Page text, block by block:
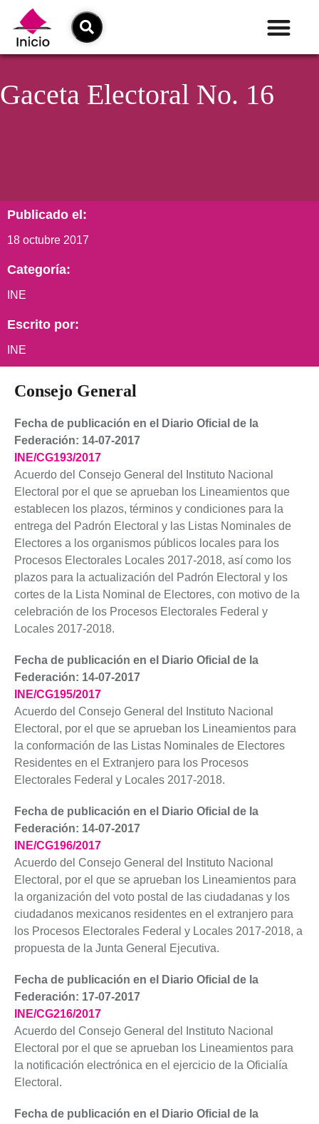
Gaceta Electoral No. 16
Publicado el:
18 octubre 2017
Categoría:
INE
Escrito por:
INE
Consejo General
Fecha de publicación en el Diario Oficial de la
Federación: 14-07-2017
INE/CG193/2017
Acuerdo del Consejo General del Instituto Nacional
Electoral por el que se aprueban los Lineamientos que
establecen los plazos, términos y condiciones para la
entrega del Padrón Electoral y las Listas Nominales de
Electores a los organismos públicos locales para los
Procesos Electorales Locales 2017-2018, así como los
plazos para la actualización del Padrón Electoral y los
cortes de la Lista Nominal de Electores, con motivo de la
celebración de los Procesos Electorales Federal y
Locales 2017-2018.
Fecha de publicación en el Diario Oficial de la
Federación: 14-07-2017
INE/CG195/2017
Acuerdo del Consejo General del Instituto Nacional
Electoral, por el que se aprueban los Lineamientos para
la conformación de las Listas Nominales de Electores
Residentes en el Extranjero para los Procesos
Electorales Federal y Locales 2017-2018.
Fecha de publicación en el Diario Oficial de la
Federación: 14-07-2017
INE/CG196/2017
Acuerdo del Consejo General del Instituto Nacional
Electoral, por el que se aprueban los Lineamientos para
la organización del voto postal de las ciudadanas y los
ciudadanos mexicanos residentes en el extranjero para
los Procesos Electorales Federal y Locales 2017-2018, a
propuesta de la Junta General Ejecutiva.
Fecha de publicación en el Diario Oficial de la
Federación: 17-07-2017
INE/CG216/2017
Acuerdo del Consejo General del Instituto Nacional
Electoral por el que se aprueban los Lineamientos para
la notificación electrónica en el ejercicio de la Oficialía
Electoral.
Fecha de publicación en el Diario Oficial de la